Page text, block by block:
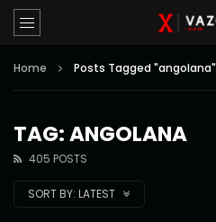
Home Posts Tagged "angolana"
TAG: ANGOLANA
405 POSTS
SORT BY: LATEST